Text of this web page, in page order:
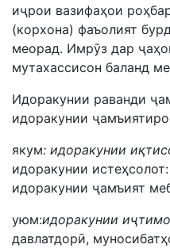
иҷрои вазифаҳои
(корхона) фаъолият
меорад. Имрӯз дар
мутахассисон баланд
Идоракунии раванди
идоракунии
якум: идоракунии
идоракунии
идоракунии ҷaмъият
уюм:идоракунии
давлатдорӣ,